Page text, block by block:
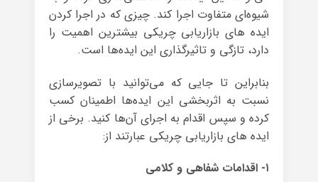
شیوه‌ای متفاوت اجرا کند. چیزی که در اجرا کردن
ایده های بازاریابی چریکی بیشترین اهمیت را
دارد، تازگی و تاثیرگذاری این ایده‌ها است.
بنابراین تا جایی که می‌توانید با تصویرسازی
نسبت به اثربخشی این ایده‌ها اطمینان کسب
کرده و سپس اقدام به اجرای آن‌ها کنید. برخی از
ایده های بازاریابی چریکی عبارتند از:
۱- اقدامات شفاهی و کلا‌می